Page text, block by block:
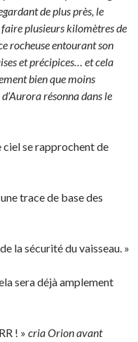
de plus près, le
plusieurs kilomètres de
rocheuse entourant son
et précipices… et cela
bien que moins
résonna dans le
ciel se rapprochent de
trace de base des
la sécurité du vaisseau. »
sera déjà amplement
! » cria Orion avant